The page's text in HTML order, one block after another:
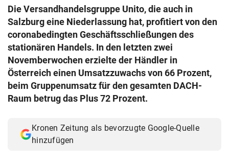
search
eingeben
Muthgasse 2, 1190 Wien
Die Versandhandelsgruppe Unito, die auch in
Salzburg eine Niederlassung hat, profitiert von den
coronabedingten Geschäftsschließungen des
stationären Handels. In den letzten zwei
Novemberwochen erzielte der Händler in
Österreich einen Umsatzzuwachs von 66 Prozent,
beim Gruppenumsatz für den gesamten DACH-
Raum betrug das Plus 72 Prozent.
Kronen Zeitung als bevorzugte Google-Quelle
hinzufügen